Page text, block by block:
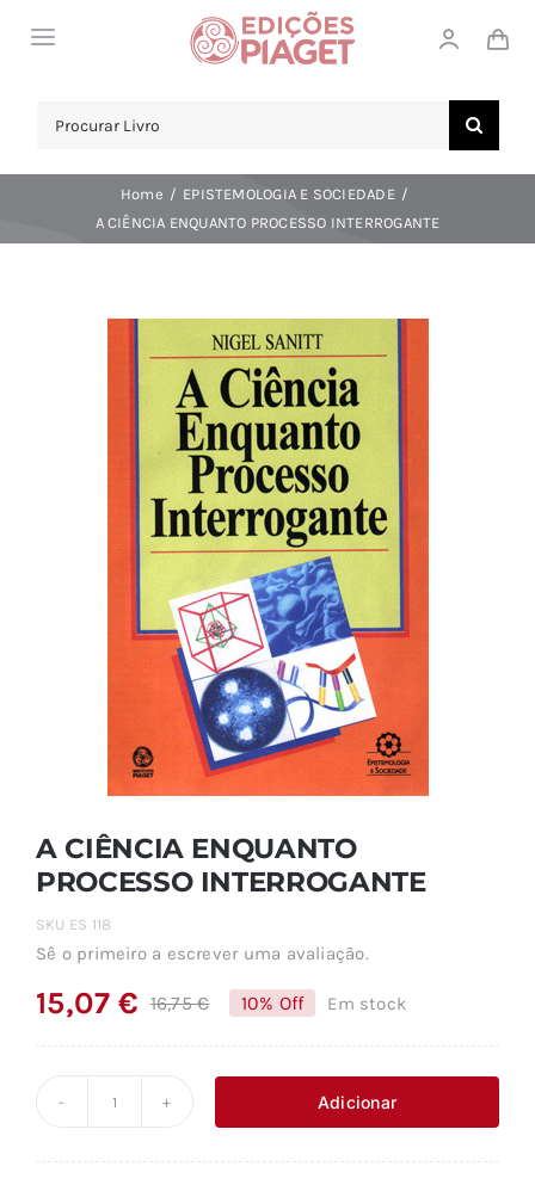
Toggle
NOTICIAS
Search
Home
EPISTEMOLOGIA E SOCIEDADE
A CIÊNCIA ENQUANTO PROCESSO INTERROGANTE
A CIÊNCIA ENQUANTO
PROCESSO INTERROGANTE
SKU ES 118
Sê o primeiro a escrever uma avaliação.
16,75€O
original
era:
15,07€
O
é:
10% Off Em stock
Adicionar